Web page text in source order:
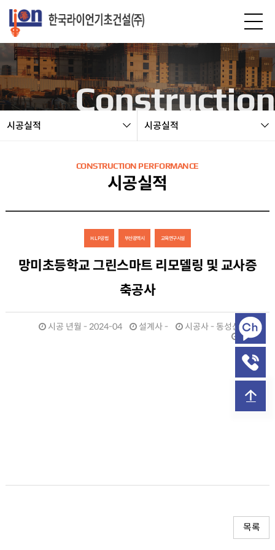
Construction
시공실적 시공실적
CONSTRUCTION PERFORMANCE
시공실적
H.L.P공법 부산광역시 교육연구시설
망미초등학교 그린스마트 리모델링 및 교사증
축공사
시공사 - 동성산업(주)
설계사 -
시공 년월 - 2024-04
규모 -
목록